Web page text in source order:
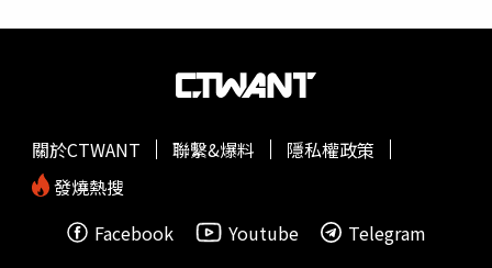
關於CTWANT 聯繫&爆料
隱私權政策
發燒熱搜
Facebook
Youtube Telegram